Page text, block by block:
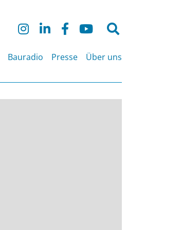
Suche
nach:
Bauradio Presse Über uns